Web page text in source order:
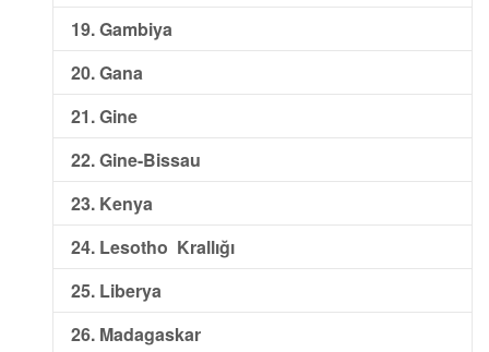
19. Gambiya
20. Gana
21. Gine
22. Gine-Bissau
23. Kenya
24. Lesotho Krallığı
25. Liberya
26. Madagaskar